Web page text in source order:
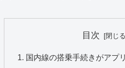
目次
国内線の搭乗手続きがアプ